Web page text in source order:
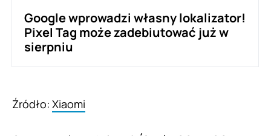
Google wprowadzi własny lokalizator!
Pixel Tag może zadebiutować już w
sierpniu
Źródło: Xiaomi